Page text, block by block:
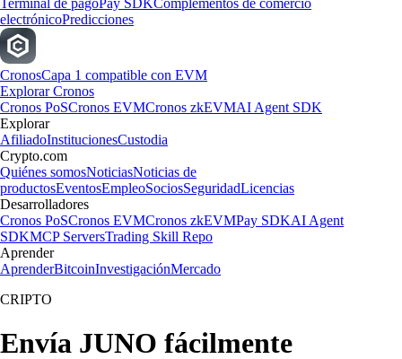
Terminal de pagoPay SDKComplementos de comercio
electrónicoPredicciones
CronosCapa 1 compatible con EVM
Explorar Cronos
Cronos PoSCronos EVMCronos zkEVMAI Agent SDK
Explorar
AfiliadoInstitucionesCustodia
Crypto.com
Quiénes somosNoticiasNoticias de
productosEventosEmpleoSociosSeguridadLicencias
Desarrolladores
Cronos PoSCronos EVMCronos zkEVMPay SDKAI Agent
SDKMCP ServersTrading Skill Repo
Aprender
AprenderBitcoinInvestigaciónMercado
CRIPTO
Envía JUNO fácilmente